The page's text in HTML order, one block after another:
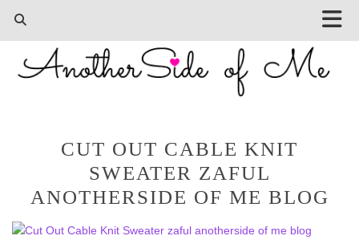
CUT OUT CABLE KNIT
SWEATER ZAFUL
ANOTHERSIDE OF ME BLOG